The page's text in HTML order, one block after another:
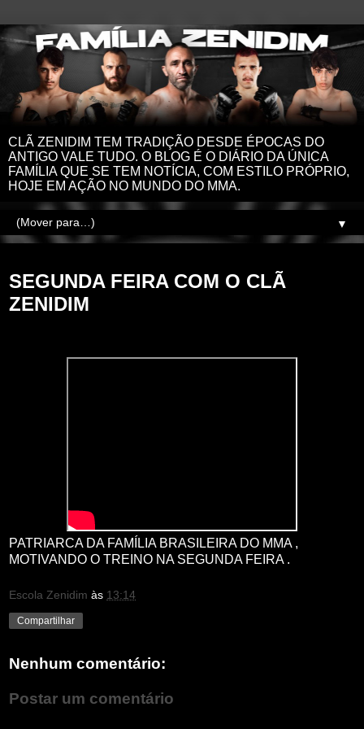
CLÃ ZENIDIM TEM TRADIÇÃO DESDE ÉPOCAS DO
ANTIGO VALE TUDO. O BLOG É O DIÁRIO DA ÚNICA
FAMÍLIA QUE SE TEM NOTÍCIA, COM ESTILO PRÓPRIO,
HOJE EM AÇÃO NO MUNDO DO MMA.
▼
SEGUNDA FEIRA COM O CLÃ
ZENIDIM
PATRIARCA DA FAMÍLIA BRASILEIRA DO MMA ,
MOTIVANDO O TREINO NA SEGUNDA FEIRA .
Escola Zenidim às 13:14
Compartilhar
Nenhum comentário:
Postar um comentário